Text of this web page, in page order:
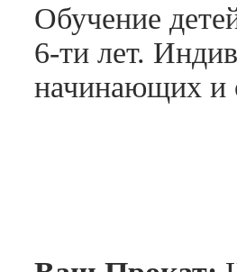
Обучение
6-ти лет.
начинающих и